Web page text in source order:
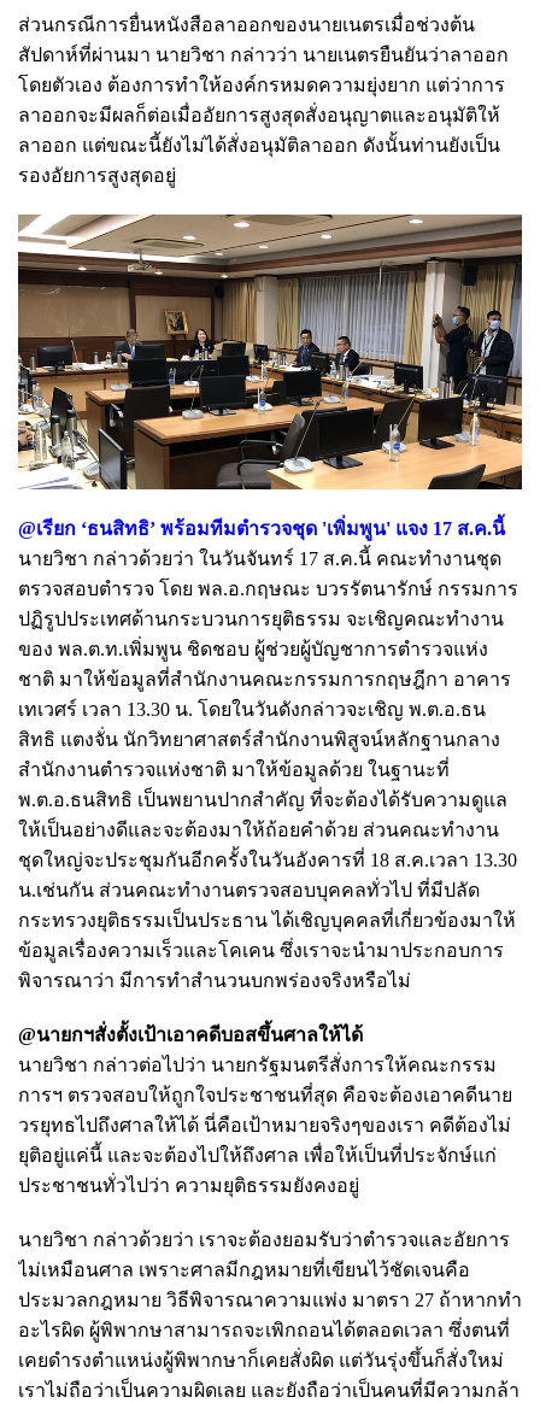
ส่วนกรณีการยื่นหนังสือลาออกของนายเนตรเมื่อช่วงต้น
สัปดาห์ที่ผ่านมา นายวิชา กล่าวว่า นายเนตรยืนยันว่าลาออก
โดยตัวเอง ต้องการทำให้องค์กรหมดความยุ่งยาก แต่ว่าการ
ลาออกจะมีผลก็ต่อเมื่ออัยการสูงสุดสั่งอนุญาตและอนุมัติให้
ลาออก แต่ขณะนี้ยังไม่ได้สั่งอนุมัติลาออก ดังนั้นท่านยังเป็น
รองอัยการสูงสุดอยู่
@เรียก ‘ธนสิทธิ’ พร้อมทีมตำรวจชุด 'เพิ่มพูน' แจง 17 ส.ค.นี้
นายวิชา กล่าวด้วยว่า ในวันจันทร์ 17 ส.ค.นี้ คณะทำงานชุด
ตรวจสอบตำรวจ โดย พล.อ.กฤษณะ บวรรัตนารักษ์ กรรมการ
ปฏิรูปประเทศด้านกระบวนการยุติธรรม จะเชิญคณะทำงาน
ของ พล.ต.ท.เพิ่มพูน ชิดชอบ ผู้ช่วยผู้บัญชาการตำรวจแห่ง
ชาติ มาให้ข้อมูลที่สำนักงานคณะกรรมการกฤษฎีกา อาคาร
เทเวศร์ เวลา 13.30 น. โดยในวันดังกล่าวจะเชิญ พ.ต.อ.ธน
สิทธิ แตงจั่น นักวิทยาศาสตร์สำนักงานพิสูจน์หลักฐานกลาง
สำนักงานตำรวจแห่งชาติ มาให้ข้อมูลด้วย ในฐานะที่
พ.ต.อ.ธนสิทธิ เป็นพยานปากสำคัญ ที่จะต้องได้รับความดูแล
ให้เป็นอย่างดีและจะต้องมาให้ถ้อยคำด้วย ส่วนคณะทำงาน
ชุดใหญ่จะประชุมกันอีกครั้งในวันอังคารที่ 18 ส.ค.เวลา 13.30
น.เช่นกัน ส่วนคณะทำงานตรวจสอบบุคคลทั่วไป ที่มีปลัด
กระทรวงยุติธรรมเป็นประธาน ได้เชิญบุคคลที่เกี่ยวข้องมาให้
ข้อมูลเรื่องความเร็วและโคเคน ซึ่งเราจะนำมาประกอบการ
พิจารณาว่า มีการทำสำนวนบกพร่องจริงหรือไม่
@นายกฯสั่งตั้งเป้าเอาคดีบอสขึ้นศาลให้ได้
นายวิชา กล่าวต่อไปว่า นายกรัฐมนตรีสั่งการให้คณะกรรม
การฯ ตรวจสอบให้ถูกใจประชาชนที่สุด คือจะต้องเอาคดีนาย
วรยุทธไปถึงศาลให้ได้ นี่คือเป้าหมายจริงๆของเรา คดีต้องไม่
ยุติอยู่แค่นี้ และจะต้องไปให้ถึงศาล เพื่อให้เป็นที่ประจักษ์แก่
ประชาชนทั่วไปว่า ความยุติธรรมยังคงอยู่
นายวิชา กล่าวด้วยว่า เราจะต้องยอมรับว่าตำรวจและอัยการ
ไม่เหมือนศาล เพราะศาลมีกฎหมายที่เขียนไว้ชัดเจนคือ
ประมวลกฎหมาย วิธีพิจารณาความแพ่ง มาตรา 27 ถ้าหากทำ
อะไรผิด ผู้พิพากษาสามารถจะเพิกถอนได้ตลอดเวลา ซึ่งตนที่
เคยดำรงตำแหน่งผู้พิพากษาก็เคยสั่งผิด แต่วันรุ่งขึ้นก็สั่งใหม่
เราไม่ถือว่าเป็นความผิดเลย และยังถือว่าเป็นคนที่มีความกล้า